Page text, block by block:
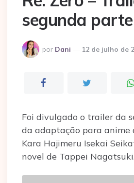
segunda parte
Postado
por
por Dani 12 de julho de
Foi divulgado o trailer da
da adaptação para anime
Kara Hajimeru Isekai
novel de Tappei